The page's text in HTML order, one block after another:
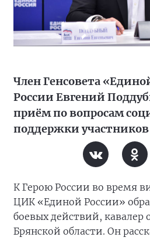
Член Генсовета
России Евгений
приём по вопросам
поддержки
К Герою России во время
ЦИК «Единой России»
боевых действий, кавалер
Брянской области. Он